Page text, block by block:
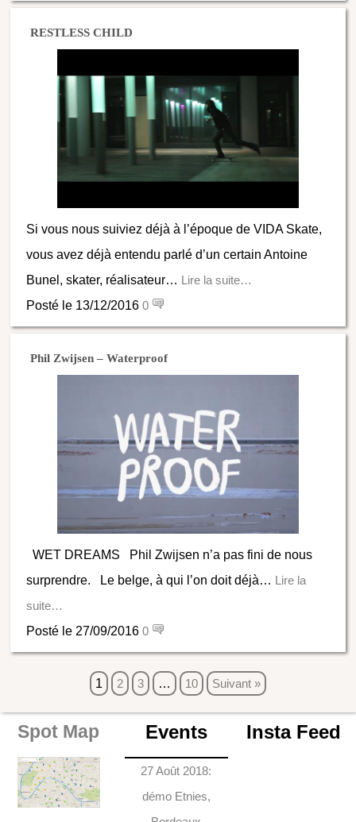
RESTLESS CHILD
Si vous nous suiviez déjà à l’époque de VIDA Skate,
vous avez déjà entendu parlé d’un certain Antoine
Bunel, skater, réalisateur… Lire la suite…
Posté le 13/12/2016 0
Phil Zwijsen – Waterproof
WET DREAMS Phil Zwijsen n’a pas fini de nous
surprendre. Le belge, à qui l’on doit déjà… Lire la
suite…
Posté le 27/09/2016 0
1 2 3 … 10 Suivant »
Spot Map Events
27 Août 2018:
démo Etnies,
Insta Feed